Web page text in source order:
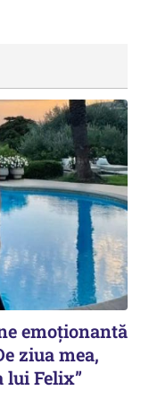
emoționantă
ziua mea,
lui Felix”